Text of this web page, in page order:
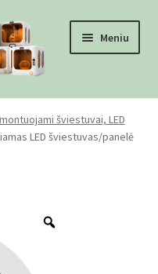
Meniu
šviestuvai, LED
LED šviestuvas/panelė